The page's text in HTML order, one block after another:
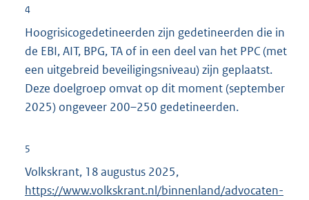
i
n
k
:
4
Hoogrisicogedetineerden zijn gedetineerden die in
de EBI, AIT, BPG, TA of in een deel van het PPC (met
een uitgebreid beveiligingsniveau) zijn geplaatst.
Deze doelgroep omvat op dit moment (september
2025) ongeveer 200–250 gedetineerden.
5
Volkskrant, 18 augustus 2025,
x
https://www.volkskrant.nl/binnenland/advocaten-